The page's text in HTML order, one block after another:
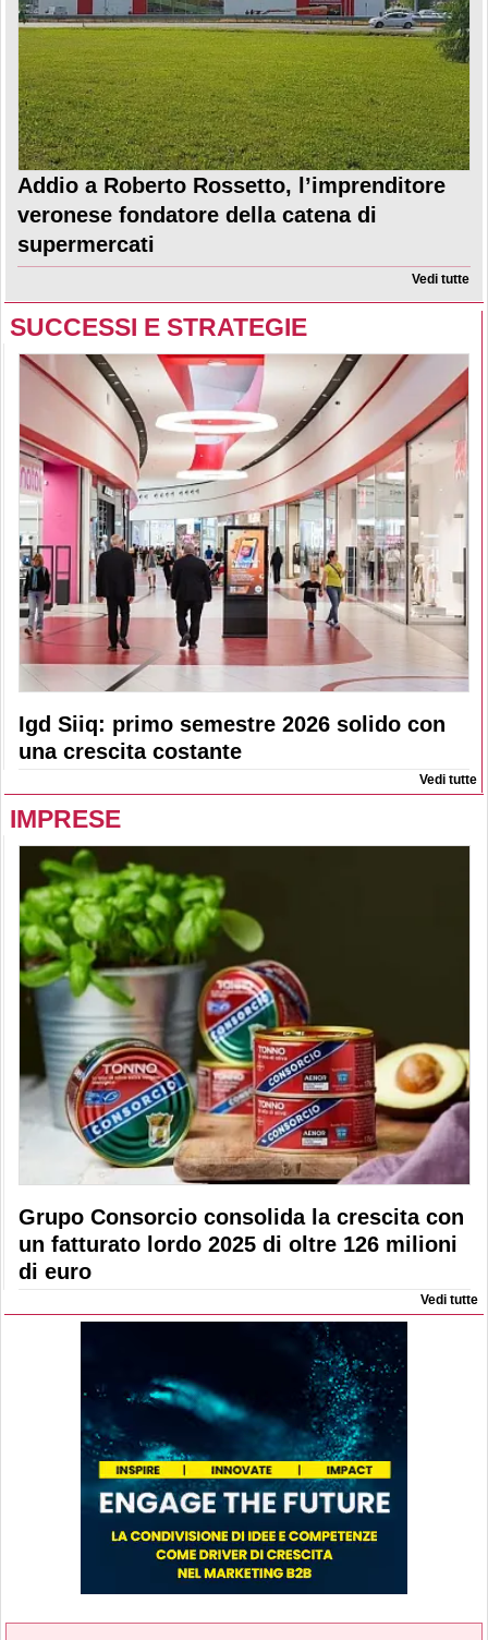
Addio a Roberto Rossetto, l’imprenditore
veronese fondatore della catena di
supermercati
Vedi tutte
SUCCESSI E STRATEGIE
Igd Siiq: primo semestre 2026 solido con
una crescita costante
Vedi tutte
IMPRESE
Grupo Consorcio consolida la crescita con
un fatturato lordo 2025 di oltre 126 milioni
di euro
Vedi tutte